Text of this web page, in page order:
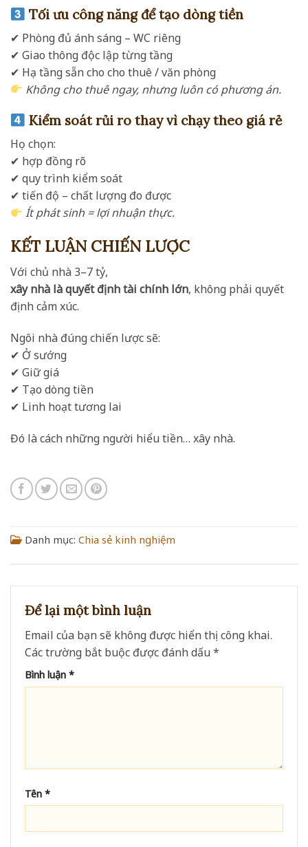
Tối ưu công năng để tạo dòng tiền
✔ Phòng đủ ánh sáng – WC riêng
✔ Giao thông độc lập từng tầng
✔ Hạ tầng sẵn cho cho thuê / văn phòng
Không cho thuê ngay, nhưng luôn có phương án.
Kiểm soát rủi ro thay vì chạy theo giá rẻ
Họ chọn:
✔ hợp đồng rõ
✔ quy trình kiểm soát
✔ tiến độ – chất lượng đo được
Ít phát sinh = lợi nhuận thực.
KẾT LUẬN CHIẾN LƯỢC
Với chủ nhà 3–7 tỷ,
xây nhà là quyết định tài chính lớn, không phải quyết
định cảm xúc.
Ngôi nhà đúng chiến lược sẽ:
✔ Ở sướng
✔ Giữ giá
✔ Tạo dòng tiền
✔ Linh hoạt tương lai
Đó là cách những người hiểu tiền… xây nhà.
Danh mục: Chia sẻ kinh nghiệm
Để lại một bình luận
Email của bạn sẽ không được hiển thị công khai.
Các trường bắt buộc được đánh dấu *
Bình luận *
Tên *